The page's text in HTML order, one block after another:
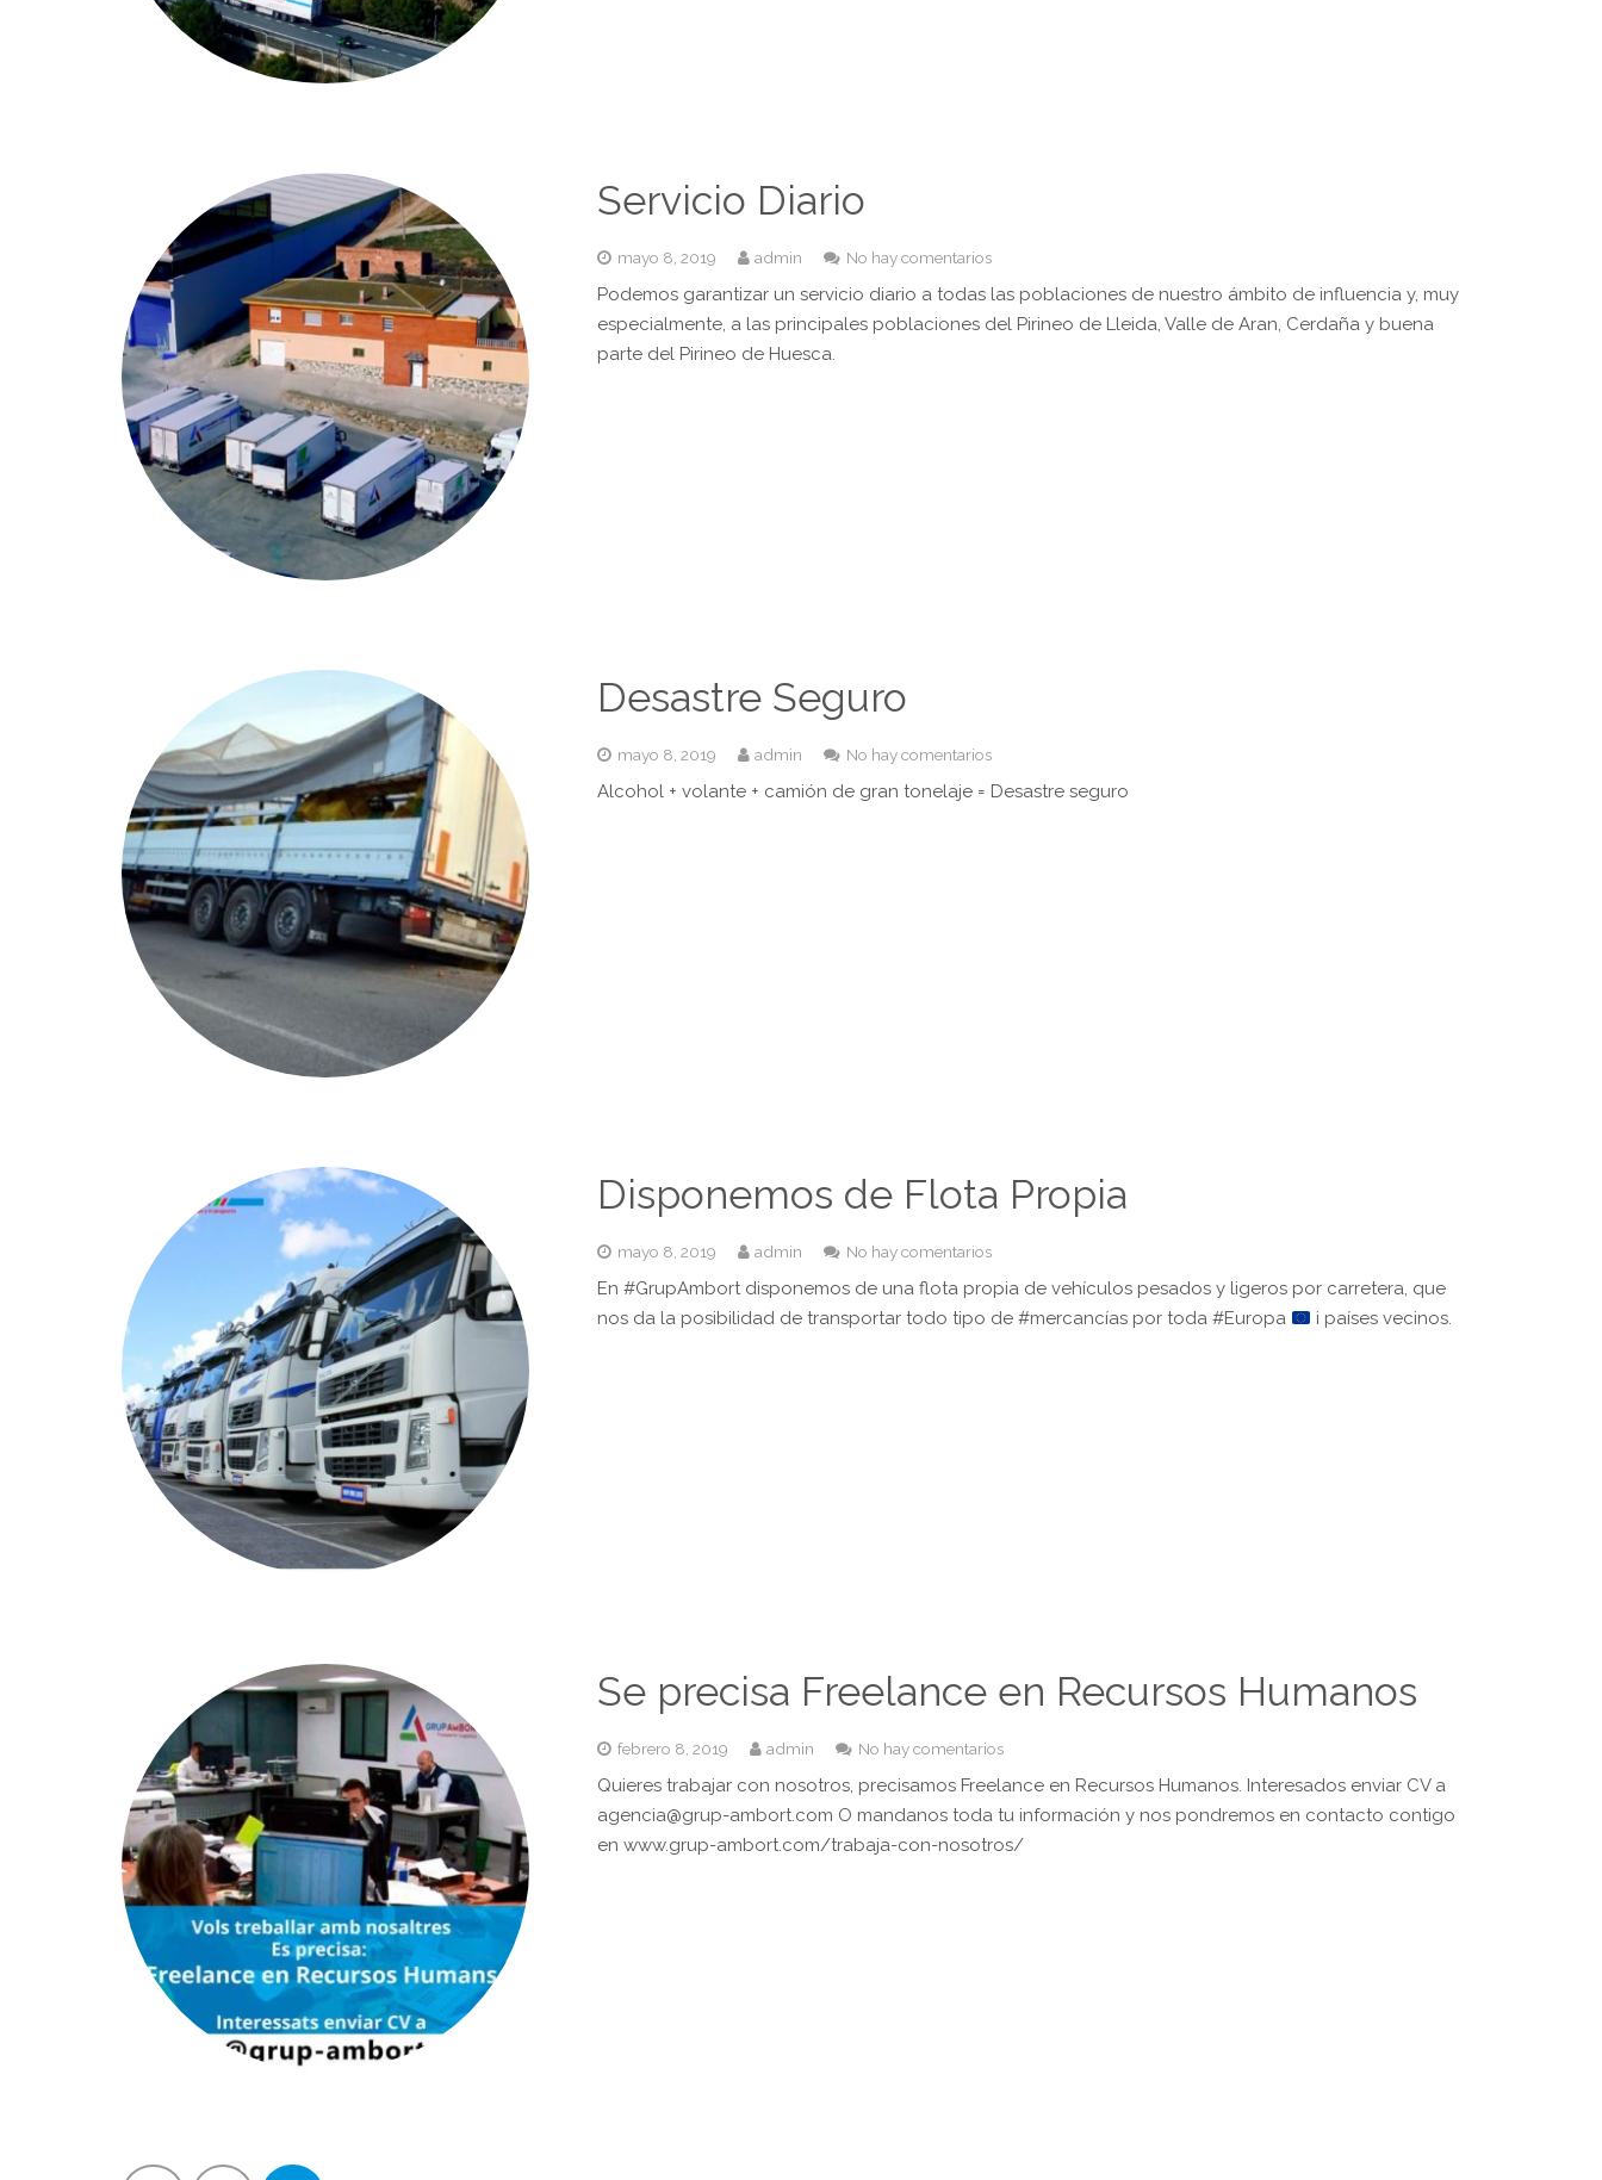
Servicio Diario
mayo 8, 2019 admin No hay comentarios
Podemos garantizar un servicio diario a todas las poblaciones de nuestro ámbito de influencia y, muy
especialmente, a las principales poblaciones del Pirineo de Lleida, Valle de Aran, Cerdaña y buena
parte del Pirineo de Huesca.
Desastre Seguro
mayo 8, 2019 admin No hay comentarios
Alcohol + volante + camión de gran tonelaje = Desastre seguro
Disponemos de Flota Propia
mayo 8, 2019 admin No hay comentarios
En #GrupAmbort disponemos de una flota propia de vehículos pesados y ligeros por carretera, que
nos da la posibilidad de transportar todo tipo de #mercancías por toda #Europa
i países vecinos.
Se precisa Freelance en Recursos Humanos
febrero 8, 2019 admin No hay comentarios
Quieres trabajar con nosotros, precisamos Freelance en Recursos Humanos. Interesados enviar CV a
agencia@grup-ambort.com O mandanos toda tu información y nos pondremos en contacto contigo
en www.grup-ambort.com/trabaja-con-nosotros/